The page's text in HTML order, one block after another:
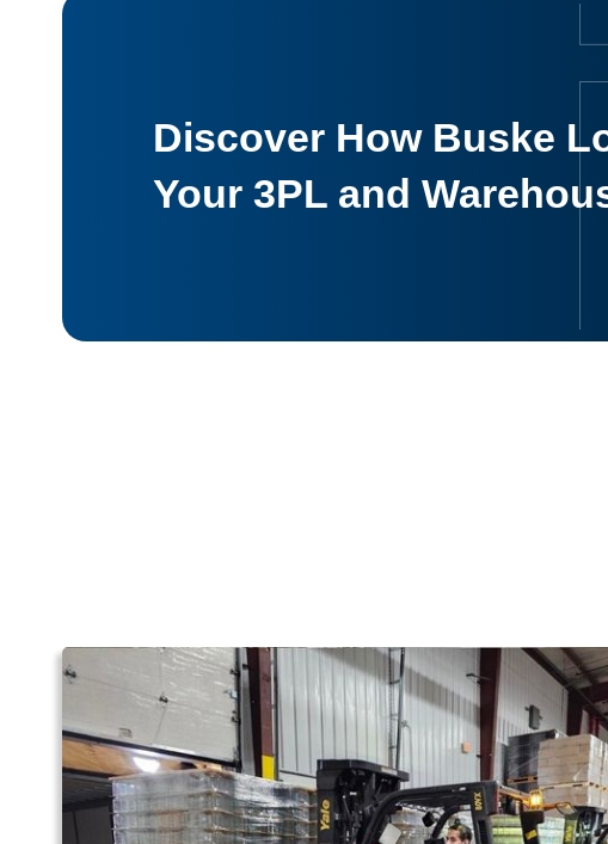
Discover How Buske
Your 3PL and